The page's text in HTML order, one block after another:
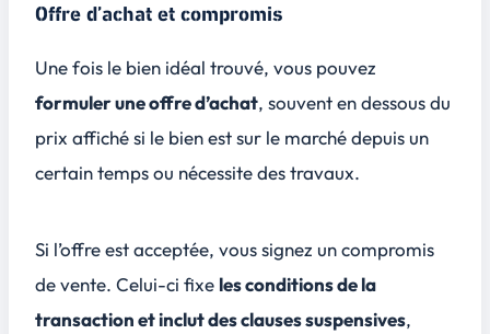
Offre d’achat et compromis
Une fois le bien idéal trouvé, vous pouvez
formuler une offre d’achat, souvent en dessous du
prix affiché si le bien est sur le marché depuis un
certain temps ou nécessite des travaux.
Si l’offre est acceptée, vous signez un compromis
de vente. Celui-ci fixe les conditions de la
transaction et inclut des clauses suspensives,